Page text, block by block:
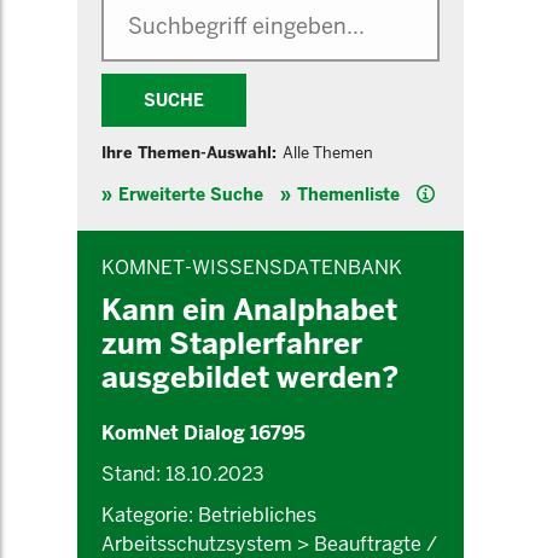
SUCHE
Ihre Themen-Auswahl: Alle Themen
Erweiterte Suche Themenliste Hilfe
KOMNET-WISSENSDATENBANK
Kann ein Analphabet
zum Staplerfahrer
ausgebildet werden?
KomNet Dialog 16795
Stand: 18.10.2023
Kategorie: Betriebliches
Arbeitsschutzsystem > Beauftragte /